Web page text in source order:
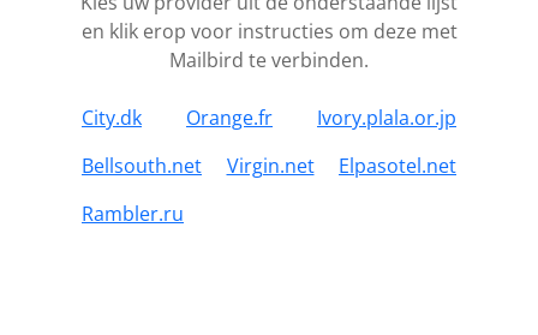
en klik erop voor instructies om deze met
Mailbird te verbinden.
City.dk Orange.fr
Ivory.plala.or.jp
Bellsouth.net
Virgin.net
Elpasotel.net
Rambler.ru